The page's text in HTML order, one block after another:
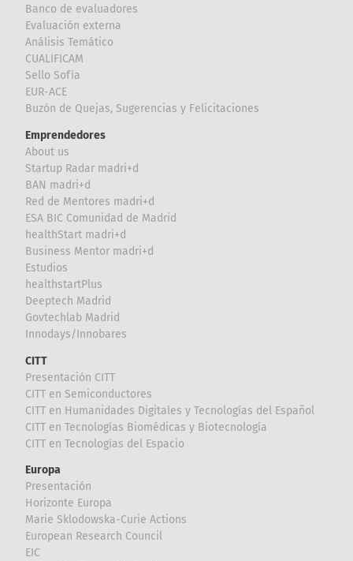
Banco de evaluadores
Evaluación externa
Análisis Temático
CUALIFICAM
Sello Sofía
EUR-ACE
Buzón de Quejas, Sugerencias y Felicitaciones
Emprendedores
About us
Startup Radar madri+d
BAN madri+d
Red de Mentores madri+d
ESA BIC Comunidad de Madrid
healthStart madri+d
Business Mentor madri+d
Estudios
healthstartPlus
Deeptech Madrid
Govtechlab Madrid
Innodays/Innobares
CITT
Presentación CITT
CITT en Semiconductores
CITT en Humanidades Digitales y Tecnologías del Español
CITT en Tecnologías Biomédicas y Biotecnología
CITT en Tecnologías del Espacio
Europa
Presentación
Horizonte Europa
Marie Sklodowska-Curie Actions
European Research Council
EIC